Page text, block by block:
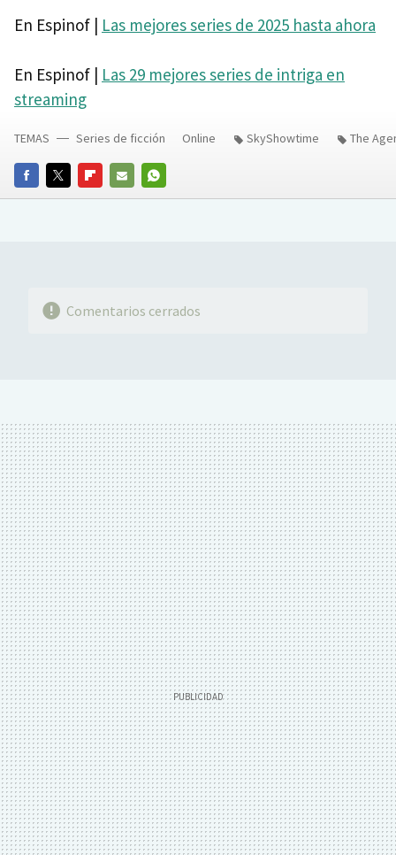
En Espinof | Las mejores series de 2025 hasta ahora
En Espinof | Las 29 mejores series de intriga en
streaming
FACEBOOKTWITTERFLIPBOARD
E-
WHATSAPP
TEMAS Series de ficción Online SkyShowtime The
Comentarios cerrados